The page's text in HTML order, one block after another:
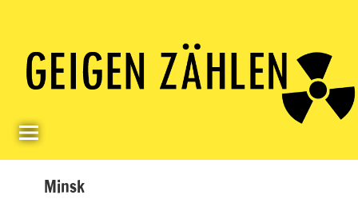
contentGeigerzähler
Minsk